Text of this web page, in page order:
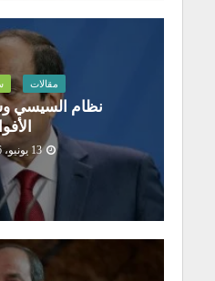
مقالات
نظام السيسي
13 يونيو، 2026